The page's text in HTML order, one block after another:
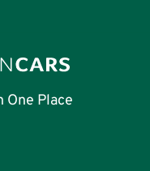
Place